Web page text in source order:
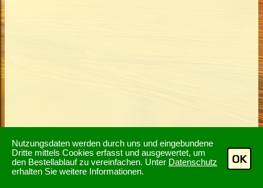
Nutzungsdaten werden durch uns und eingebundene
Dritte mittels Cookies erfasst und ausgewertet, um
den Bestellablauf zu vereinfachen. Unter Datenschutz
erhalten Sie weitere Informationen.
OK